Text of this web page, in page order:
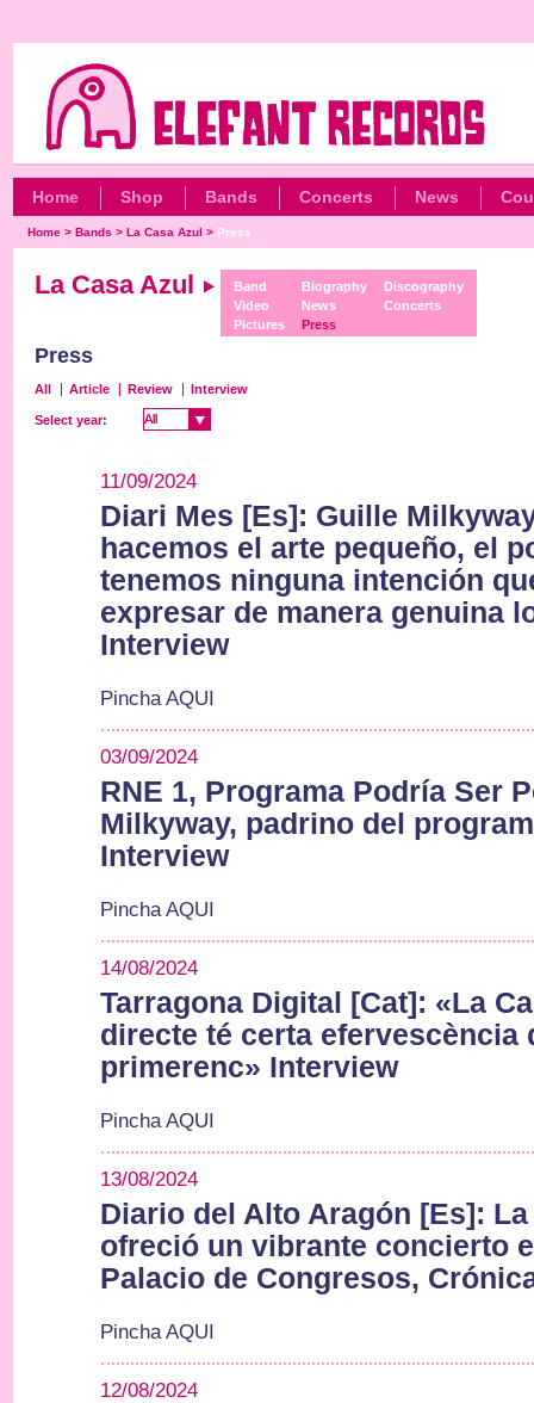
Home Shop Bands Concerts News
Home >Bands >La Casa Azul > Press
La Casa Azul
Band
Video
Pictures
Biography
News
Press
Discography
Concerts
Press
All Article Review Interview
Select year: All
All
11/09/2024
Diari Mes [Es]: Guille
hacemos el arte pequeño, el
tenemos ninguna intención
expresar de manera genuina
Interview
Pincha AQUI
03/09/2024
RNE 1, Programa Podría Ser
Milkyway, padrino del
Interview
Pincha AQUI
14/08/2024
Tarragona Digital [Cat]: «La
directe té certa efervescència
primerenc» Interview
Pincha AQUI
13/08/2024
Diario del Alto Aragón [Es]:
ofreció un vibrante concierto
Palacio de Congresos,
Pincha AQUI
12/08/2024